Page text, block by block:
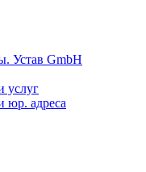
Устав GmbH
услуг
юр. адреса